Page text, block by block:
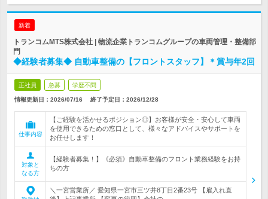
新着
トランコムMTS株式会社 | 物流企業トランコムグループの車両管理・整備部
門
◆経験者募集◆ 自動車整備の【フロントスタッフ】＊賞与年2回
正社員 急募 学歴不問
情報更新日：2026/07/16 終了予定日： 2026/12/28
仕事内容
【ご経験を活かせるポジション◎】お客様が安全・安心して車両
を使用できるための窓口として、様々なアドバイスやサポートを
お任せします！
対象と
なる方
【経験者募集！】《必須》自動車整備のフロント業務経験をお持
ちの方
＼一宮営業所／ 愛知県一宮市三ツ井8丁目2番23号 【雇入れ直